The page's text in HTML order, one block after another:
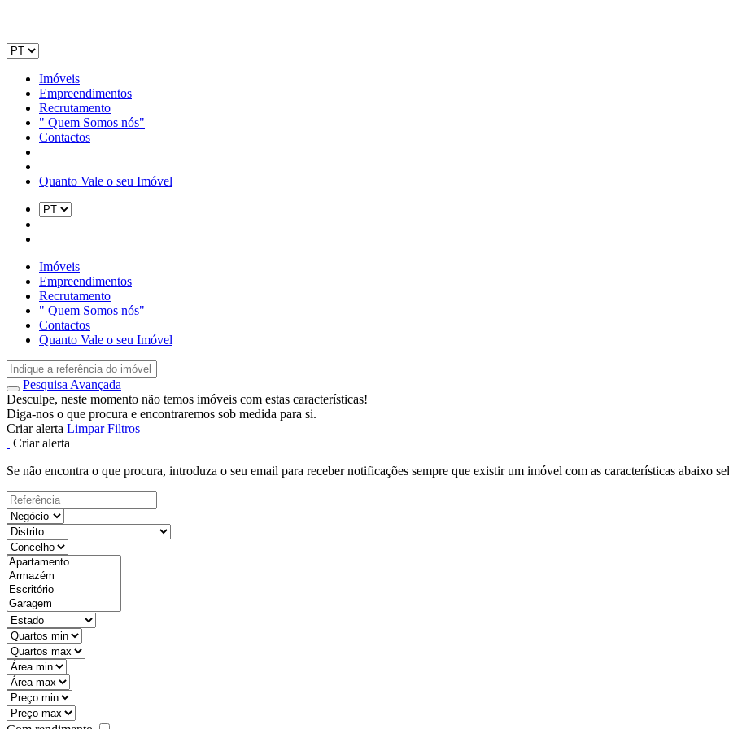
Imóveis
Empreendimentos
Recrutamento
" Quem Somos nós"
Contactos
Quanto Vale o seu Imóvel
Imóveis
Empreendimentos
Recrutamento
" Quem Somos nós"
Contactos
Quanto Vale o seu Imóvel
Pesquisa Avançada
Desculpe, neste momento não temos imóveis com estas características!
Diga-nos o que procura e encontraremos sob medida para si.
Criar alerta Limpar Filtros
Criar alerta
Se não encontra o que procura, introduza o seu email para receber notificações sempre que existir um imóvel com as características abaixo